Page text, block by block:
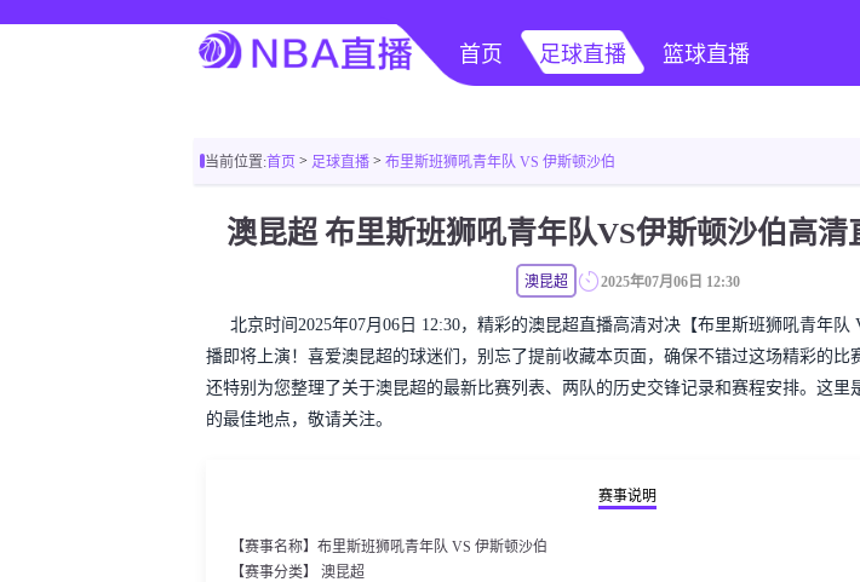
首页 足球直播 篮球直播
当前位置:首页 > 足球直播 > 布里斯班狮吼青年队 VS 伊斯顿沙伯
澳昆超 布里斯班狮吼青年队VS伊斯顿沙伯高清
澳昆超 2025年07月06日 12:30
北京时间2025年07月06日 12:30，精彩的澳昆超直播高清对决【布里斯班狮吼青年队
播即将上演！喜爱澳昆超的球迷们，别忘了提前收藏本页面，确保不错过这场精彩的比
还特别为您整理了关于澳昆超的最新比赛列表、两队的历史交锋记录和赛程安排。这里
的最佳地点，敬请关注。
赛事说明
【赛事名称】布里斯班狮吼青年队 VS 伊斯顿沙伯
【赛事分类】 澳昆超